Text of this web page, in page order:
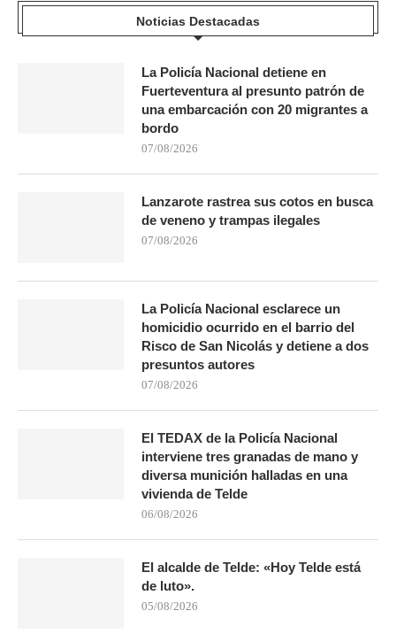
Noticias Destacadas
La Policía Nacional detiene en
Fuerteventura al presunto patrón de
una embarcación con 20 migrantes a
bordo
07/08/2026
Lanzarote rastrea sus cotos en busca
de veneno y trampas ilegales
07/08/2026
La Policía Nacional esclarece un
homicidio ocurrido en el barrio del
Risco de San Nicolás y detiene a dos
presuntos autores
07/08/2026
El TEDAX de la Policía Nacional
interviene tres granadas de mano y
diversa munición halladas en una
vivienda de Telde
06/08/2026
El alcalde de Telde: «Hoy Telde está
de luto».
05/08/2026